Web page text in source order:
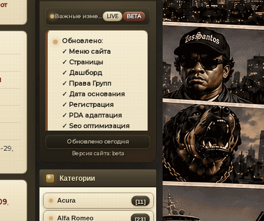
29,
,
Важные изменения LIVE BETA
Обновлено:
✓ Меню сайта
✓ Страницы
✓ Дашборд
✓ Права Групп
✓ Дата основания
✓ Регистрация
✓ PDA адаптация
✓ Seo оптимизация
✓ Загрузка страниц
✓ Моды
✓ Главная
✓ Репутация
✓ Золотой коммент
✓ Футер
✓ Форум
Обновлено сегодня
Версия сайта: beta
Категории
Acura [11]
Alfa Romeo [23]